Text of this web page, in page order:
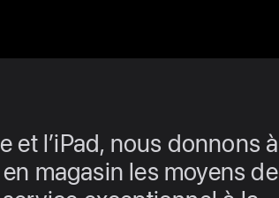
et l’iPad, nous donnons à
magasin les moyens de